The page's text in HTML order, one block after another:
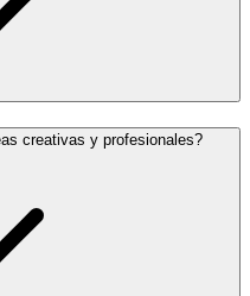
creativas y profesionales?